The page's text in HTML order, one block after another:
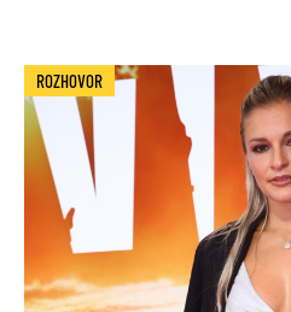
ROZHOVOR